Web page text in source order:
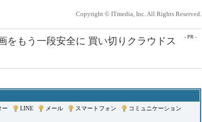
Copyright © ITmedia, Inc. All Rights Reserved.
- PR -
をもう一段安全に 買い切りクラウドス
ー LINE メール スマートフォン コミュニケーション